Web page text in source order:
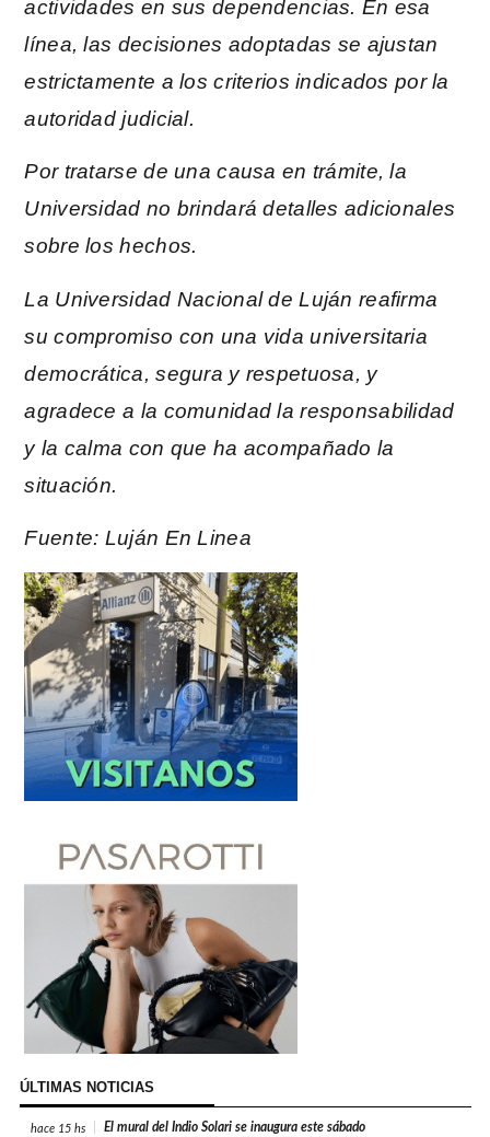
actividades en sus dependencias. En esa
línea, las decisiones adoptadas se ajustan
estrictamente a los criterios indicados por la
autoridad judicial.
Por tratarse de una causa en trámite, la
Universidad no brindará detalles adicionales
sobre los hechos.
La Universidad Nacional de Luján reafirma
su compromiso con una vida universitaria
democrática, segura y respetuosa, y
agradece a la comunidad la responsabilidad
y la calma con que ha acompañado la
situación.
Fuente: Luján En Linea
ÚLTIMAS NOTICIAS
hace 15 hs El mural del Indio Solari se inaugura este sábado